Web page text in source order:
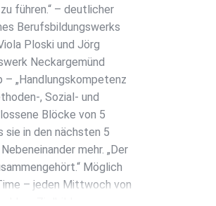
führen.“ – deutlicher
Berufsbildungswerks
Ploski und Jörg
Neckargemünd
– „Handlungskompetenz
, Sozial- und
Blöcke von 5
sie in den nächsten 5
mehr. „Der
Möglich
– jeden Mittwoch von